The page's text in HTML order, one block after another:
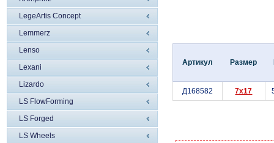
LegeArtis Concept
Lemmerz
Lenso
Lexani
Lizardo
LS FlowForming
LS Forged
LS Wheels
Артикул Размер
Д168582 7x17